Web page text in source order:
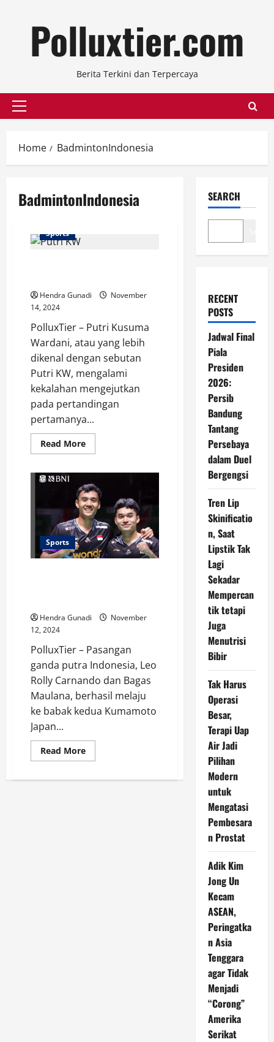
Polluxtier.com
Berita Terkini dan Terpercaya
Primary
Home BadmintonIndonesia
BadmintonIndonesia
Sports
Hendra Gunadi
November
14, 2024
PolluxTier – Putri Kusuma
Wardani, atau yang lebih
dikenal dengan sebutan
Putri KW, mengalami
kekalahan mengejutkan
pada pertandingan
pertamanya...
Read MoreRead
more
Tersingkir
di
Babak
Awal
Japan
Masters
2024
Sports
Hendra Gunadi
November
12, 2024
PolluxTier – Pasangan
ganda putra Indonesia, Leo
Rolly Carnando dan Bagas
Maulana, berhasil melaju
ke babak kedua Kumamoto
Japan...
Read MoreRead
more
Masters
SEARCH
RECENT
POSTS
Jadwal Final
Piala
Presiden
2026:
Persib
Bandung
Tantang
Persebaya
dalam Duel
Bergengsi
Tren Lip
Skinificatio
n, Saat
Lipstik Tak
Lagi
Sekadar
Mempercan
tik tetapi
Juga
Menutrisi
Bibir
Tak Harus
Operasi
Besar,
Terapi Uap
Air Jadi
Pilihan
Modern
untuk
Mengatasi
Pembesara
n Prostat
Adik Kim
Jong Un
Kecam
ASEAN,
Peringatka
n Asia
Tenggara
agar Tidak
Menjadi
“Corong”
Amerika
Serikat